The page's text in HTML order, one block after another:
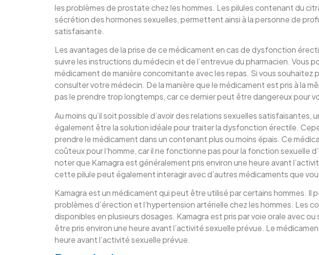
les problèmes de prostate chez les hommes. Les pilules contenant du
sécrétion des hormones sexuelles, permettent ainsi à la personne de
satisfaisante.
Les avantages de la prise de ce médicament en cas de dysfonction
suivre les instructions du médecin et de l’entrevue du pharmacien. Vous
médicament de manière concomitante avec les repas. Si vous souhaitez
consulter votre médecin. De la manière que le médicament est pris à la
pas le prendre trop longtemps, car ce dernier peut être dangereux pour
Au moins qu’il soit possible d’avoir des relations sexuelles satisfaisantes,
également être la solution idéale pour traiter la dysfonction érectile.
prendre le médicament dans un contenant plus ou moins épais. Ce
coûteux pour l’homme, car il ne fonctionne pas pour la fonction sexuelle
noter que Kamagra est généralement pris environ une heure avant
cette pilule peut également interagir avec d’autres médicaments que
Kamagra est un médicament qui peut être utilisé par certains hommes. Il
problèmes d’érection et l’hypertension artérielle chez les hommes. Les
disponibles en plusieurs dosages. Kamagra est pris par voie orale avec
être pris environ une heure avant l’activité sexuelle prévue. Le
heure avant l’activité sexuelle prévue.